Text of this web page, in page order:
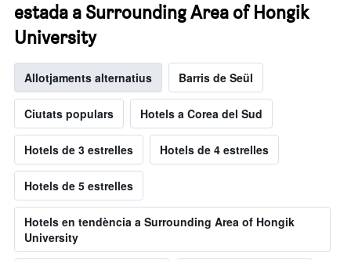
estada a Surrounding Area of Hongik
University
Allotjaments alternatius Barris de Seül
Ciutats populars Hotels a Corea del Sud
Hotels de 3 estrelles Hotels de 4 estrelles
Hotels de 5 estrelles
Hotels en tendència a Surrounding Area of Hongik
University